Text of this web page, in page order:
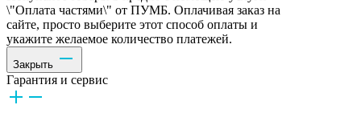
\"Оплата частями\" от ПУМБ. Оплачивая заказ на
сайте, просто выберите этот способ оплаты и
укажите желаемое количество платежей.
Закрыть
Гарантия и сервис